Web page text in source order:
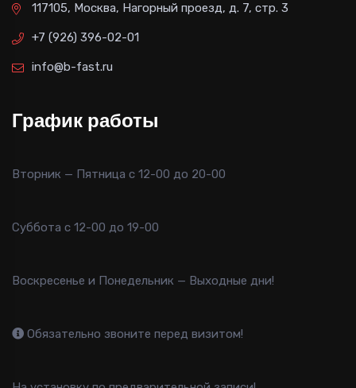
117105, Москва, Нагорный проезд, д. 7, стр. 3
+7 (926) 396-02-01
info@b-fast.ru
График работы
Вторник — Пятница с 12-00 до 20-00
Суббота с 12-00 до 19-00
Воскресенье и Понедельник — Выходные дни!
Обязательно звоните перед визитом!